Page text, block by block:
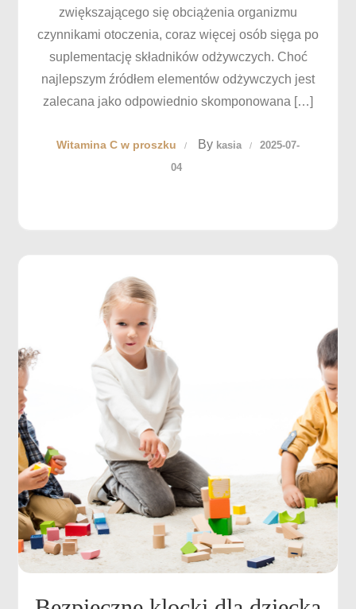
zwiększającego się obciążenia organizmu
czynnikami otoczenia, coraz więcej osób sięga po
suplementację składników odżywczych. Choć
najlepszym źródłem elementów odżywczych jest
zalecana jako odpowiednio skomponowana […]
Witamina C w proszku By kasia
2025-07-
04